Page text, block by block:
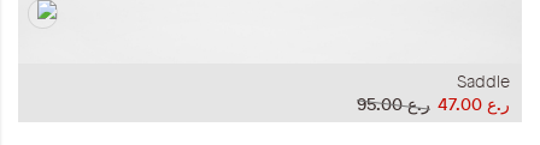
Saddle
ر.ع 95.00
ر.ع 47.00